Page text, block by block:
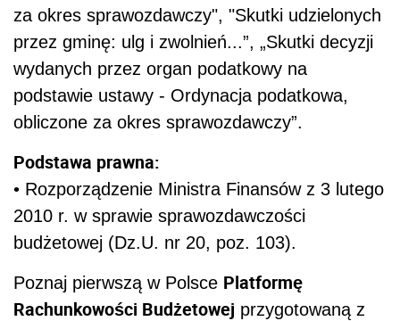
za okres sprawozdawczy", "Skutki udzielonych
przez gminę: ulg i zwolnień...”, „Skutki decyzji
wydanych przez organ podatkowy na
podstawie ustawy - Ordynacja podatkowa,
obliczone za okres sprawozdawczy”.
Podstawa prawna:
• Rozporządzenie Ministra Finansów z 3 lutego
2010 r. w sprawie sprawozdawczości
budżetowej (Dz.U. nr 20, poz. 103).
Poznaj pierwszą w Polsce Platformę
Rachunkowości Budżetowej przygotowaną z